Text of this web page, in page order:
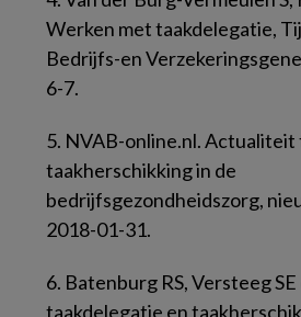
Werken met taakdelegatie,
Bedrijfs-en
6-7.
5. NVAB-online.nl. Actualiteit
taakherschikking in de
bedrijfsgezondheidszorg,
2018-01-31.
6. Batenburg RS, Versteeg
taakdelegatie en